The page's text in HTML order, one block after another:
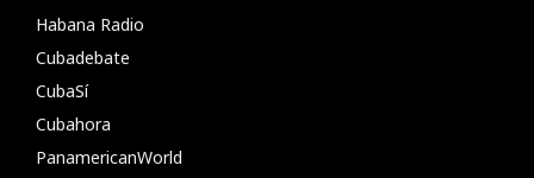
Habana Radio
Cubadebate
CubaSí
Cubahora
PanamericanWorld